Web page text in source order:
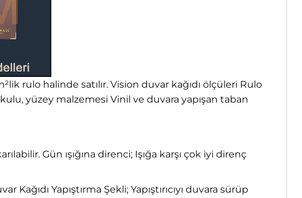
rulo halinde satılır. Vision duvar kağıdı ölçüleri Rulo
yüzey malzemesi Vinil ve duvara yapışan taban
Gün ışığına direnci; Işığa karşı çok iyi direnç
Yapıştırma Şekli; Yapıştırıcıyı duvara sürüp